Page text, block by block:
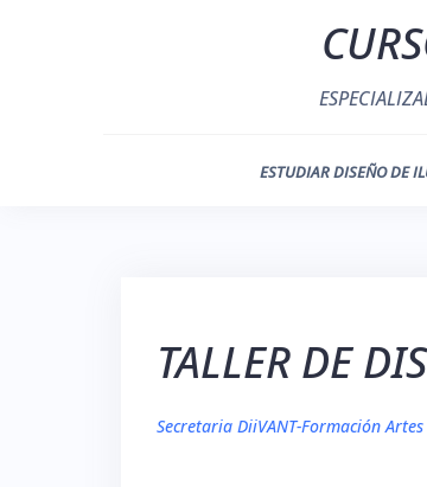
ESTUDIAR DISEÑO DE
TALLER DE
Secretaria DiiVANT-Formación Artes